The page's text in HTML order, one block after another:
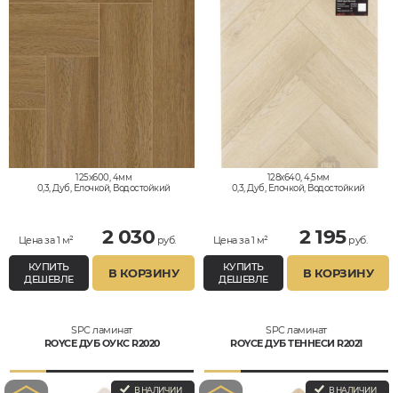
125x600, 4мм
0,3, Дуб, Елочкой, Водостойкий
Цена за 1 м² 2 030 руб.
КУПИТЬ
ДЕШЕВЛЕ
В КОРЗИНУ
128x640, 4,5мм
0,3, Дуб, Елочкой, Водостойкий
Цена за 1 м² 2 195руб.
КУПИТЬ
ДЕШЕВЛЕ
В КОРЗИНУ
SPC ламинат
ROYCE ДУБ ОУКС R2020
В НАЛИЧИИ
SPC ламинат
ROYCE ДУБ ТЕННЕСИ R2021
В НАЛИЧИИ